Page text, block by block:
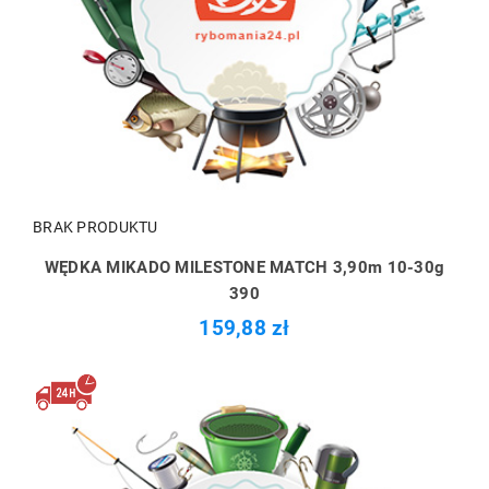
BRAK PRODUKTU
WĘDKA MIKADO MILESTONE MATCH 3,90m 10-30g
390
159,88 zł